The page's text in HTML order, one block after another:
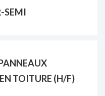
SEMI
TOITURE (H/F)